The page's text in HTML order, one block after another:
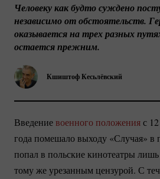
Кшиштоф Кесьлёвский
Человеку как будто суждено
независимо от обстоятельств.
оказывается на трех разных
остается прежним.
Введение военного положенияс
года помешало выходу «Случая»
попал в польские кинотеатры лишь
тому же урезанным цензурой. С